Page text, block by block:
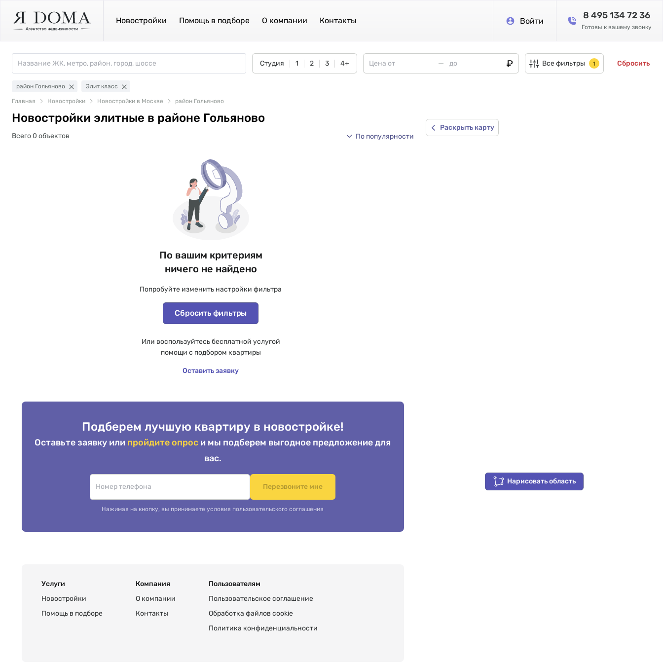
Новостройки Помощь в подборе О компании Контакты Войти
8 495 134 72 36
Готовы к вашему звонку
Студия 1 2 3 4+ Все фильтры 1 Сбросить
район Гольяново Элит класс
Главная Новостройки Новостройки в Москве район Гольяново
Нарисовать область
Раскрыть карту
Новостройки элитные в районе Гольяново
Всего 0 объектов По популярности
По вашим критериям
ничего не найдено
Попробуйте изменить настройки фильтра
Сбросить фильтры
Или воспользуйтесь бесплатной услугой
помощи с подбором квартиры
Оставить заявку
Подберем лучшую квартиру в новостройке!
Оставьте заявку или пройдите опрос и мы подберем выгодное предложение для
вас.
Перезвоните мне
Нажимая на кнопку, вы принимаете условия пользовательского соглашения
Услуги
Новостройки
Помощь в подборе
Компания
О компании
Контакты
Пользователям
Пользовательское соглашение
Обработка файлов cookie
Политика конфиденциальности